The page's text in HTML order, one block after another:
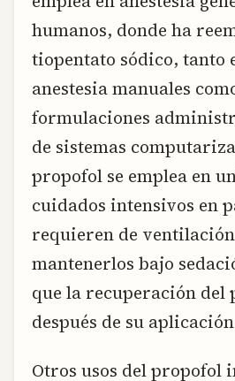
humanos, donde ha
tiopentato sódico, tanto
anestesia manuales
formulaciones
de sistemas
propofol se emplea en
cuidados intensivos en
requieren de
mantenerlos bajo
que la recuperación del
después de su
Otros usos del propofol